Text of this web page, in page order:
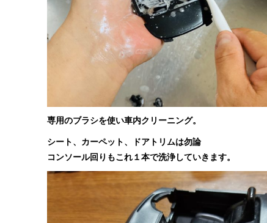
専用のブラシを使い車内クリーニング。
シート、カーペット、ドアトリムは勿論
コンソール回りもこれ１本で洗浄していきます。